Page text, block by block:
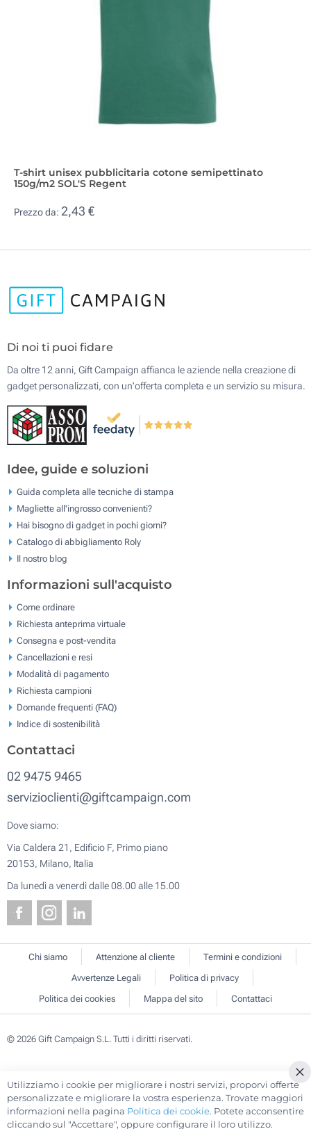
T-shirt unisex pubblicitaria cotone semipettinato
150g/m2 SOL'S Regent
Prezzo da: 2,43 €
Di noi ti puoi fidare
Da oltre 12 anni, Gift Campaign affianca le aziende nella creazione di
gadget personalizzati, con un'offerta completa e un servizio su misura.
Idee, guide e soluzioni
Guida completa alle tecniche di stampa
Magliette all'ingrosso convenienti?
Hai bisogno di gadget in pochi giorni?
Catalogo di abbigliamento Roly
Il nostro blog
Informazioni sull'acquisto
Come ordinare
Richiesta anteprima virtuale
Consegna e post-vendita
Cancellazioni e resi
Modalità di pagamento
Richiesta campioni
Domande frequenti (FAQ)
Indice di sostenibilità
Contattaci
02 9475 9465
servizioclienti@giftcampaign.com
Dove siamo:
Via Caldera 21, Edificio F, Primo piano
20153, Milano, Italia
Da lunedì a venerdì dalle 08.00 alle 15.00
Chi siamo Attenzione al cliente
Termini e condizioni
Avvertenze Legali
Politica di privacy
Politica dei cookies
Mappa del sito Contattaci
© 2026 Gift Campaign S.L. Tutti i diritti riservati.
Utilizziamo i cookie per migliorare i nostri servizi, proporvi offerte
personalizzate e migliorare la vostra esperienza. Trovate maggiori
informazioni nella pagina Politica dei cookie. Potete acconsentire
cliccando sul "Accettare", oppure configurare il loro utilizzo.